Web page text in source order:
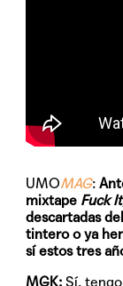
UMOMAG:
mixtape Fuck
descartadas
tintero o ya
sí estos tres
MGK: Sí,